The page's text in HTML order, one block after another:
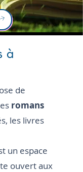
à
de
romans
les livres
un espace
ouvert aux